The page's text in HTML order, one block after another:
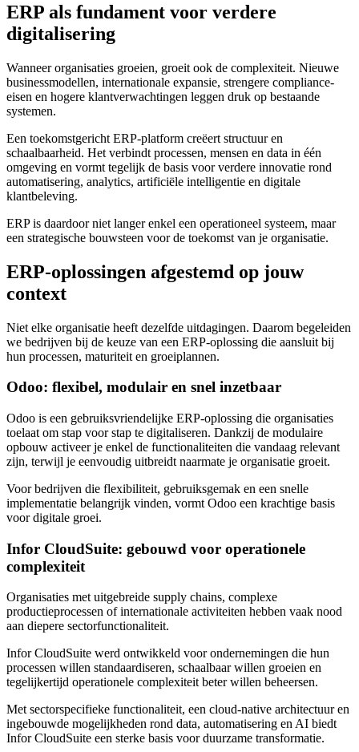
ERP als fundament voor verdere
digitalisering
Wanneer organisaties groeien, groeit ook de complexiteit. Nieuwe
businessmodellen, internationale expansie, strengere compliance-
eisen en hogere klantverwachtingen leggen druk op bestaande
systemen.
Een toekomstgericht ERP-platform creëert structuur en
schaalbaarheid. Het verbindt processen, mensen en data in één
omgeving en vormt tegelijk de basis voor verdere innovatie rond
automatisering, analytics, artificiële intelligentie en digitale
klantbeleving.
ERP is daardoor niet langer enkel een operationeel systeem, maar
een strategische bouwsteen voor de toekomst van je organisatie.
ERP-oplossingen afgestemd op jouw
context
Niet elke organisatie heeft dezelfde uitdagingen. Daarom begeleiden
we bedrijven bij de keuze van een ERP-oplossing die aansluit bij
hun processen, maturiteit en groeiplannen.
Odoo: flexibel, modulair en snel inzetbaar
Odoo is een gebruiksvriendelijke ERP-oplossing die organisaties
toelaat om stap voor stap te digitaliseren. Dankzij de modulaire
opbouw activeer je enkel de functionaliteiten die vandaag relevant
zijn, terwijl je eenvoudig uitbreidt naarmate je organisatie groeit.
Voor bedrijven die flexibiliteit, gebruiksgemak en een snelle
implementatie belangrijk vinden, vormt Odoo een krachtige basis
voor digitale groei.
Infor CloudSuite: gebouwd voor operationele
complexiteit
Organisaties met uitgebreide supply chains, complexe
productieprocessen of internationale activiteiten hebben vaak nood
aan diepere sectorfunctionaliteit.
Infor CloudSuite werd ontwikkeld voor ondernemingen die hun
processen willen standaardiseren, schaalbaar willen groeien en
tegelijkertijd operationele complexiteit beter willen beheersen.
Met sectorspecifieke functionaliteit, een cloud-native architectuur en
ingebouwde mogelijkheden rond data, automatisering en AI biedt
Infor CloudSuite een sterke basis voor duurzame transformatie.